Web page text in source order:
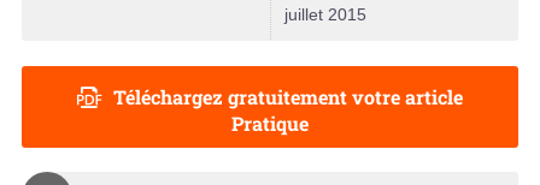
juillet 2015
Téléchargez gratuitement votre article
Pratique